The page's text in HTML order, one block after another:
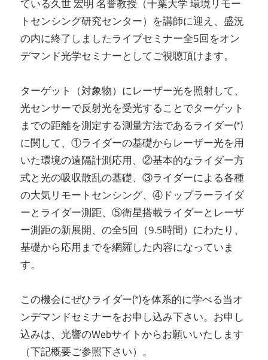
ている久世 宏明 名誉教授（千葉大学 環境リモー
トセンシング研究センター）を講師に迎え、盛況
の内に終了しましたライブセミナー全5回をオン
デマンド光学セミナーとしてご視聴頂けます。
ターゲット（対象物）にレーザー光を照射して、
光センサーで反射光を受光することでターゲット
までの距離を測定する測量方法であるライダー(*)
に関して、①ライダーの基礎からレーザー光を用
いた環境の遠隔計測応用、②基本的なライダー方
式と光の吸収散乱の基礎、③ライダーによる各種
の大気リモートセンシング、④ドップラーライダ
ーとライダー測距、⑤衛星搭載ライダーとレーザ
ー測距の新展開、の全5回（9.5時間）にわたり、
基礎から応用までを網羅した内容になっていま
す。
この機会にぜひライダー(*)を体系的に学べる当オ
ンデマンドセミナーをお申し込み下さい。お申し
込みは、光響のWebサイトからお願いいたします
（下記概要ご参照下さい）。